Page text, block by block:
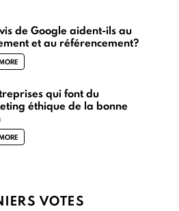
de Google aident-ils au
et au référencement?
qui font du
éthique de la bonne
VOTES